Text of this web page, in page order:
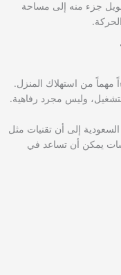
جزء منه إلى مساحة
مهماً من استهلاك المنزل.
وليس مجرد رفاهية.
إلى أن تقنيات مثل
يمكن أن تساعد في